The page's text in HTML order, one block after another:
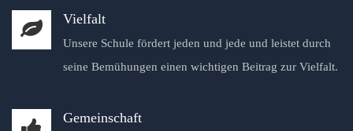
Vielfalt
Unsere Schule fördert jeden und jede und leistet durch
seine Bemühungen einen wichtigen Beitrag zur Vielfalt.
Gemeinschaft